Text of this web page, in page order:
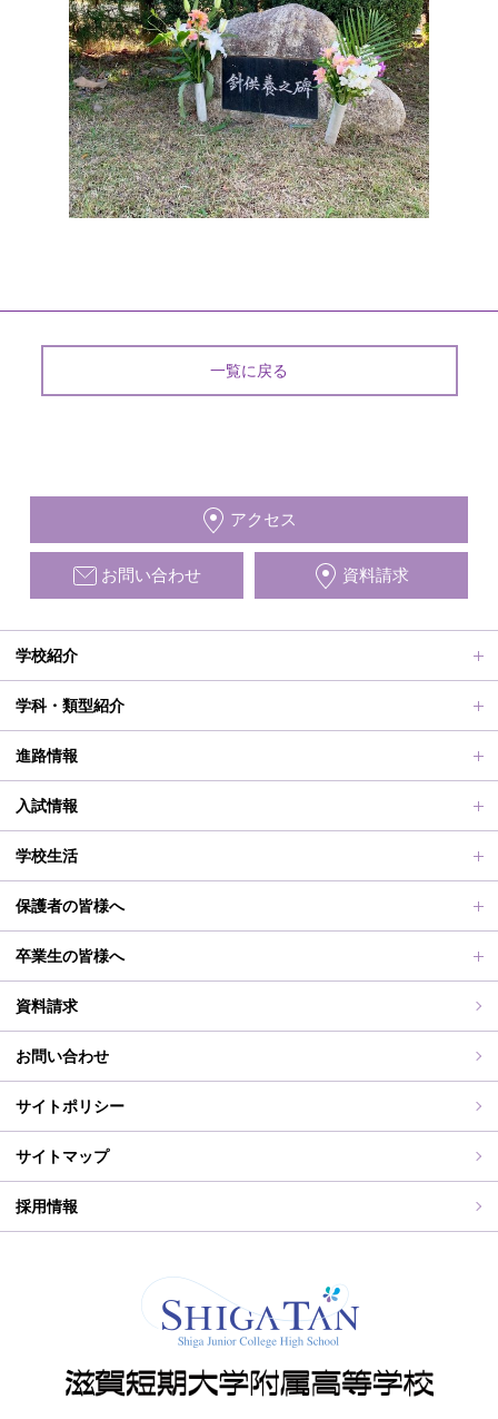
一覧に戻る
アクセス
お問い合わせ 資料請求
学校紹介
ごあいさつ、沿革
動画で見る学校案内、SUMIRE100-Fes
施設紹介
アクセス
め対策基本方針
学科・類型紹介
普通科Ⅱ類
普通科Ⅰ類
滋賀短での学び
進路情報
進路サポート
合格者メッセージ
進路実績
滋賀短期大学への推薦制度
入試情報
オープンスクール
オープンスクールレポート
2026年度（令和8年度）募集概要
過去の入試問題
学校生活
部活動、生徒会行事
制服紹介
海外研修旅行
学校行事
保護者の皆様へ
保護者の皆様へ
PT通信
卒業生の皆様へ
各種証明書交付について
同窓会事務局よりお知らせ
同窓会報（すみれ）、すみれweb
ご住所変更
資料請求
お問い合わせ
サイトポリシー
サイトマップ
採用情報